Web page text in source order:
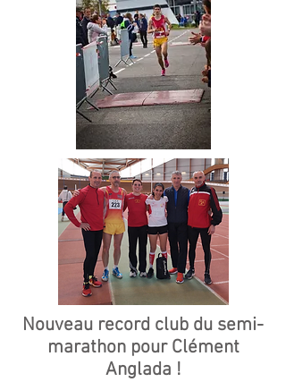
Nouveau record club du semi-
marathon pour Clément
Anglada !